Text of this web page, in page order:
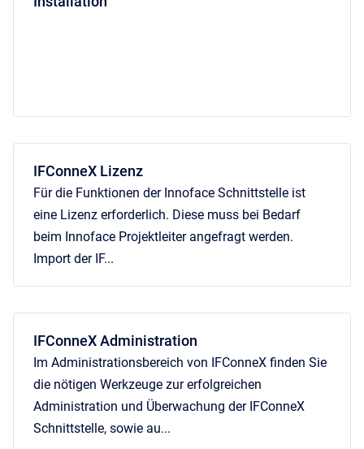
IFConneX Lizenz
Für die Funktionen der Innoface Schnittstelle ist
eine Lizenz erforderlich. Diese muss bei Bedarf
beim Innoface Projektleiter angefragt werden.
Import der IF...
IFConneX Administration
Im Administrationsbereich von IFConneX finden Sie
die nötigen Werkzeuge zur erfolgreichen
Administration und Überwachung der IFConneX
Schnittstelle, sowie au...